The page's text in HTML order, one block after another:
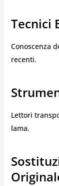
Tecnici
Conoscenza
recenti.
Lettori
lama.